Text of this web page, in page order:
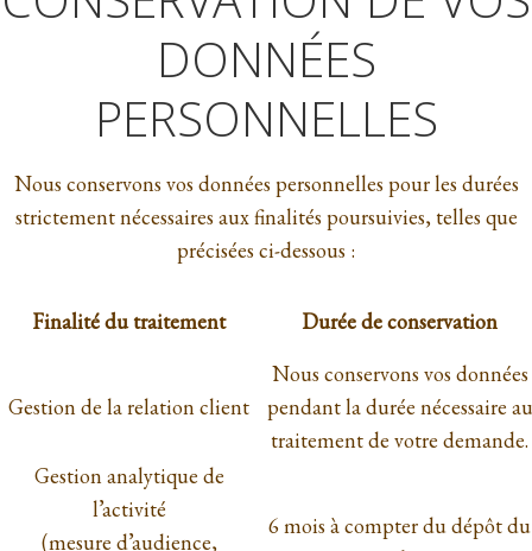
DONNÉES
PERSONNELLES
Nous conservons vos données personnelles pour les durées
strictement nécessaires aux finalités poursuivies, telles que
précisées ci-dessous :
Finalité du traitement Durée de conservation
Gestion de la relation client
Nous conservons vos données
pendant la durée nécessaire au
traitement de votre demande.
Gestion analytique de
l’activité
(mesure d’audience,
6 mois à compter du dépôt du